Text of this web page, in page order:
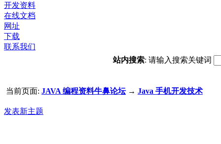
开发资料
在线文档
网址
下载
联系我们
站内搜索: 请输入搜索关键词
当前页面: JAVA 编程资料牛鼻论坛→ Java 手机开发技术
发表新主题